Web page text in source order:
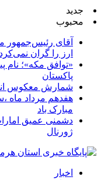
جدید
محبوب
آقای رئیس‌جمهور
ارز را گران
«توافق مکه»؛ نام
پاکستان
شمارش معکوس
هفدهم مرداد ماه
مبارک باد
دشمنی عمیق
ژورنال
اخبار